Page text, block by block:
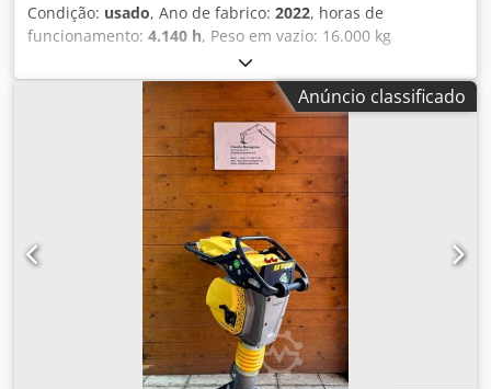
Condição: usado, Ano de fabrico: 2022, horas de
funcionamento: 4.140 h, Peso em vazio: 16.000 kg
Dimensões (C x L x A): 622 x 230 x 299 cm Dodpjzi Eb Njfx
Anfewa
Anúncio classificado